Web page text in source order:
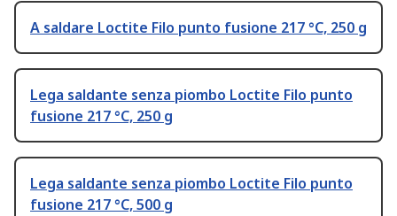
A saldare Loctite Filo punto fusione 217 °C, 250 g
Lega saldante senza piombo Loctite Filo punto
fusione 217 °C, 250 g
Lega saldante senza piombo Loctite Filo punto
fusione 217 °C, 500 g